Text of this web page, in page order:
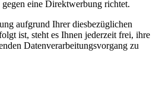
eine Direktwerbung richtet.
aufgrund Ihrer diesbezüglichen
ist, steht es Ihnen jederzeit frei, ihre
Datenverarbeitungsvorgang zu